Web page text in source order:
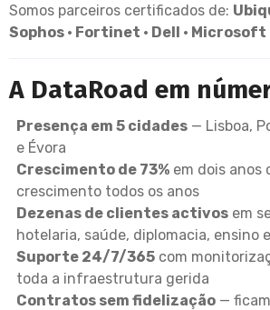
Somos parceiros certificados de:
Sophos · Fortinet · Dell · Microsoft
A DataRoad em
Presença em 5 cidades — Lisboa,
e Évora
Crescimento de 73% em dois anos
crescimento todos os anos
Dezenas de clientes activos em
hotelaria, saúde, diplomacia, ensino
Suporte 24/7/365 com
toda a infraestrutura gerida
Contratos sem fidelização —